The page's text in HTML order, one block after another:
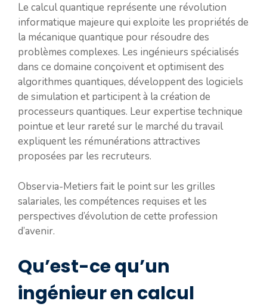
Le calcul quantique représente une révolution
informatique majeure qui exploite les propriétés de
la mécanique quantique pour résoudre des
problèmes complexes. Les ingénieurs spécialisés
dans ce domaine conçoivent et optimisent des
algorithmes quantiques, développent des logiciels
de simulation et participent à la création de
processeurs quantiques. Leur expertise technique
pointue et leur rareté sur le marché du travail
expliquent les rémunérations attractives
proposées par les recruteurs.
Observia-Metiers fait le point sur les grilles
salariales, les compétences requises et les
perspectives d’évolution de cette profession
d’avenir.
Qu’est-ce qu’un
ingénieur en calcul